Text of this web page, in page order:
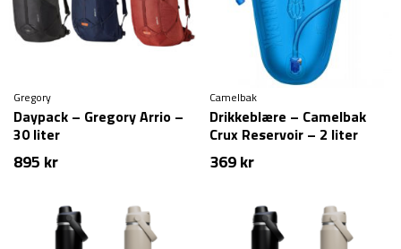
Gregory
Daypack – Gregory Arrio –
30 liter
895 kr
Camelbak
Drikkeblære – Camelbak
Crux Reservoir – 2 liter
369kr